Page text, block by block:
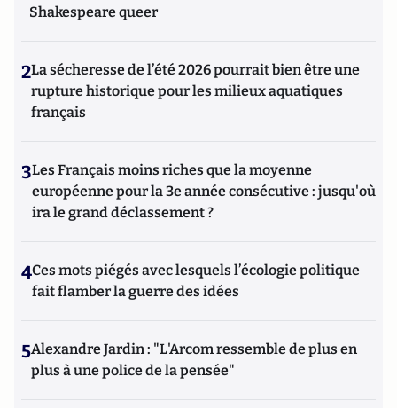
Shakespeare queer
2La sécheresse de l’été 2026 pourrait bien être une
rupture historique pour les milieux aquatiques
français
3Les Français moins riches que la moyenne
européenne pour la 3e année consécutive : jusqu'où
ira le grand déclassement ?
4Ces mots piégés avec lesquels l’écologie politique
fait flamber la guerre des idées
5Alexandre Jardin : "L'Arcom ressemble de plus en
plus à une police de la pensée"